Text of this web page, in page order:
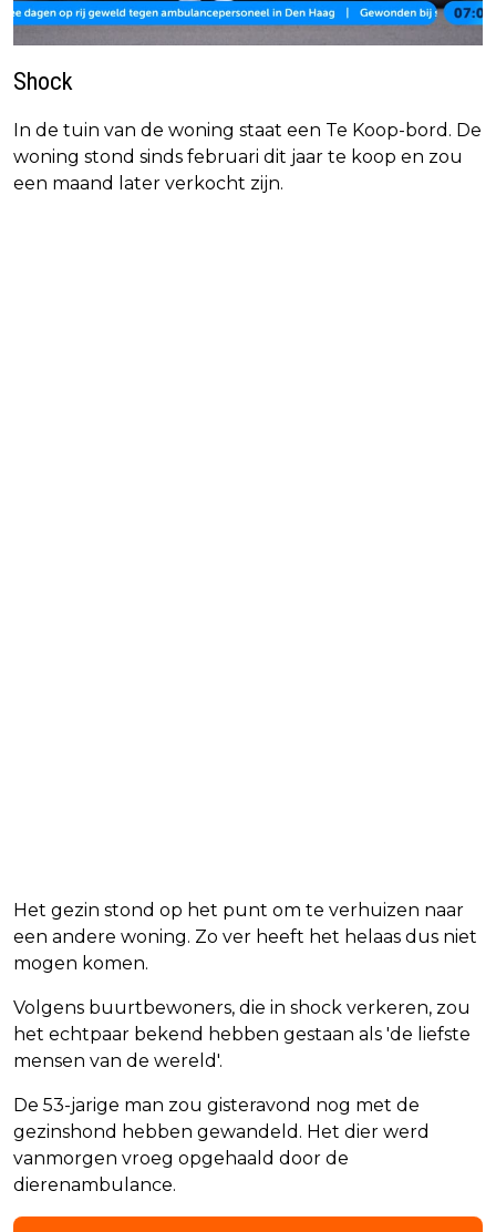
Shock
In de tuin van de woning staat een Te Koop-bord. De
woning stond sinds februari dit jaar te koop en zou
een maand later verkocht zijn.
Het gezin stond op het punt om te verhuizen naar
een andere woning. Zo ver heeft het helaas dus niet
mogen komen.
Volgens buurtbewoners, die in shock verkeren, zou
het echtpaar bekend hebben gestaan als 'de liefste
mensen van de wereld'.
De 53-jarige man zou gisteravond nog met de
gezinshond hebben gewandeld. Het dier werd
vanmorgen vroeg opgehaald door de
dierenambulance.